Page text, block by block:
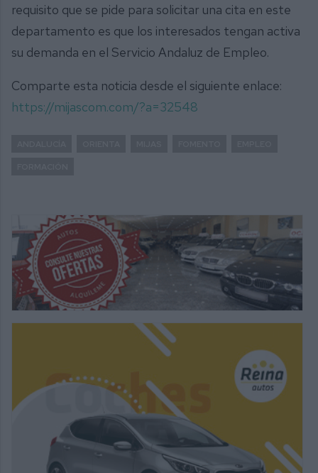
requisito que se pide para solicitar una cita en este
departamento es que los interesados tengan activa
su demanda en el Servicio Andaluz de Empleo.
Comparte esta noticia desde el siguiente enlace:
https://mijascom.com/?a=32548